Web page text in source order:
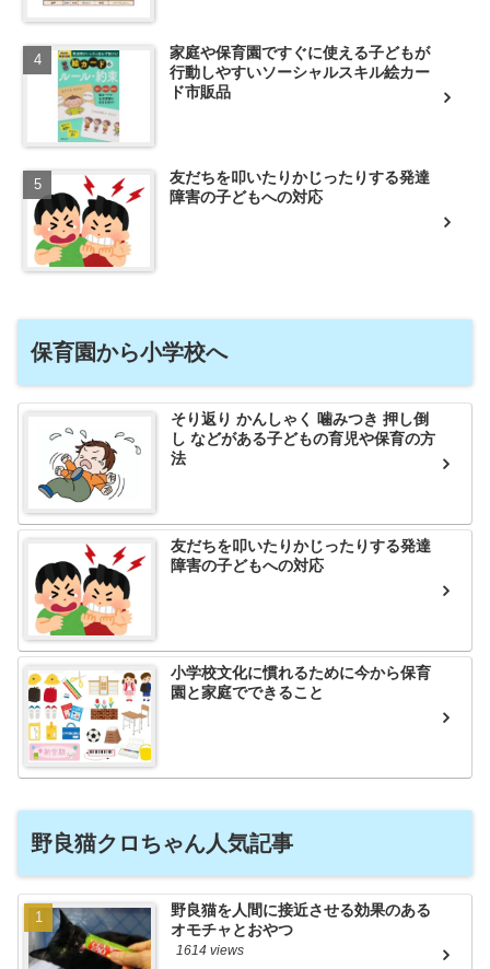
家庭や保育園ですぐに使える子どもが
行動しやすいソーシャルスキル絵カー
ド市販品
友だちを叩いたりかじったりする発達
障害の子どもへの対応
保育園から小学校へ
そり返り かんしゃく 噛みつき 押し倒
し などがある子どもの育児や保育の方
法
友だちを叩いたりかじったりする発達
障害の子どもへの対応
小学校文化に慣れるために今から保育
園と家庭でできること
野良猫クロちゃん人気記事
野良猫を人間に接近させる効果のある
オモチャとおやつ
1614 views